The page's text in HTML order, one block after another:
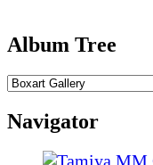
Album Tree
Navigator